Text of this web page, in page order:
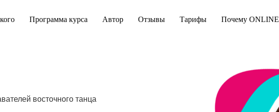
Программа курса Автор Отзывы Тарифы Почему ONLINE
восточного танца